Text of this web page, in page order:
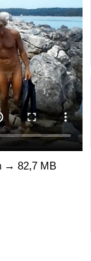
→ 82,7 MB